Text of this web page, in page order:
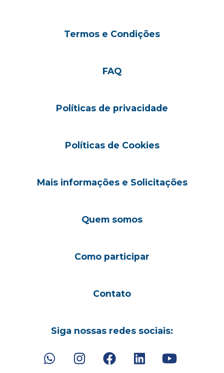
Termos e Condições
FAQ
Políticas de privacidade
Políticas de Cookies
Mais informações e Solicitações
Quem somos
Como participar
Contato
Siga nossas redes sociais: